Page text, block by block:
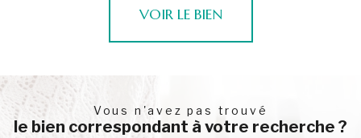
VOIR LE BIEN
vous n'avez pas trouvé
le bien correspondant à votre recherche ?